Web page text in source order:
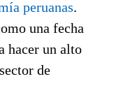
peruanas.
una fecha
hacer un alto
de